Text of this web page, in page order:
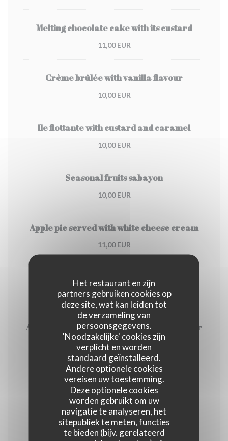
Het restaurant en zijn
partners gebruiken cookies op
deze site, wat kan leiden tot
de verzameling van
persoonsgegevens.
'Noodzakelijke' cookies zijn
verplicht en worden
standaard geïnstalleerd.
Andere optionele cookies
vereisen uw toestemming.
Deze optionele cookies
worden gebruikt om uw
navigatie te analyseren, het
sitepubliek te meten, functies
te bieden (bijv. gerelateerd
Melting chocolate cake with its custard
11,00 EUR
Crème brûlée with vanilla flavour
10,00 EUR
Ile flottante with custard and caramel
10,00 EUR
Seasonal fruits sabayon
10,00 EUR
Apple pie served with white cheese cream
11,00 EUR
Berthillon sorbets and ice-creams
9,50 EUR
Add a scoop of Berthillon ice-cream to your
dessert
3,50 EUR
Coffee or Deca
4,00 EUR
Tea or creme